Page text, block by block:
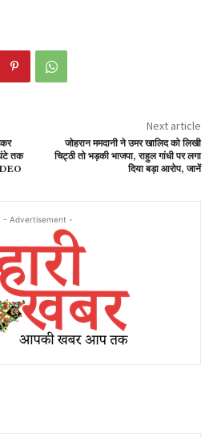
तक
Next article
जोहरान ममदानी ने उमर खालिद को लिखी
चिट्ठी तो भड़की भाजपा, राहुल गांधी पर लगा
दिया बड़ा आरोप, जानें
- Advertisement -